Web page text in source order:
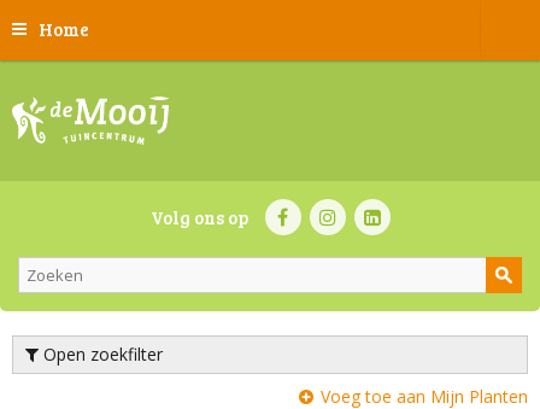
Home
Volg ons op
Open zoekfilter
Voeg toe aan Mijn Planten